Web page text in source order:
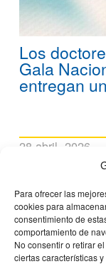
Para ofrecer las
cookies para
consentimiento de
comportamiento de
No consentir o retirar
ciertas características
Los
Gala
entregan
28 abril, 2026